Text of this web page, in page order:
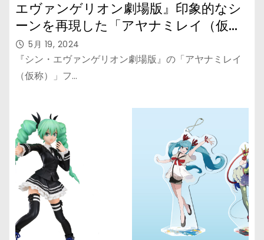
エヴァンゲリオン劇場版』印象的なシ
ーンを再現した「アヤナミレイ（仮
称）」フィギュアが再登場
5月 19, 2024
『シン・エヴァンゲリオン劇場版』の「アヤナミレイ
（仮称）」フ…